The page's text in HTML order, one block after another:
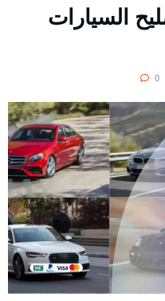
تصليح السيارات
0